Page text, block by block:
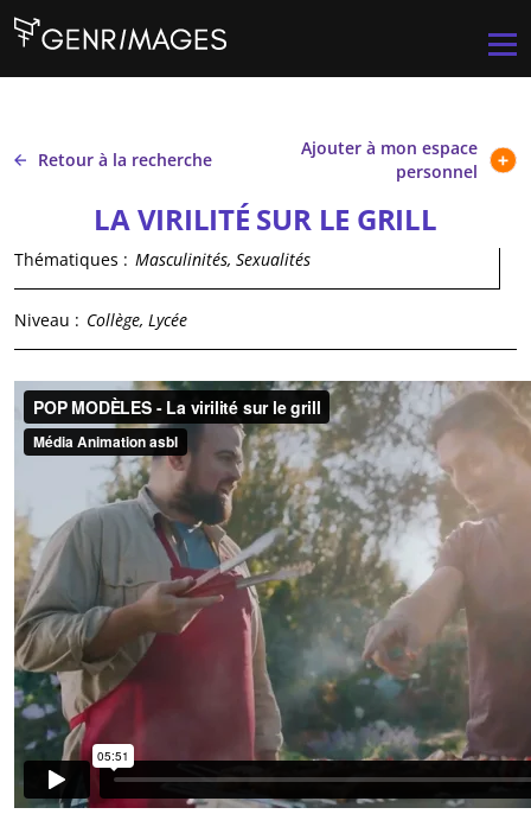
Retour à la recherche
Ajouter à mon espace
personnel
LA VIRILITÉ SUR LE GRILL
Thématiques : Masculinités, Sexualités
Niveau : Collège, Lycée